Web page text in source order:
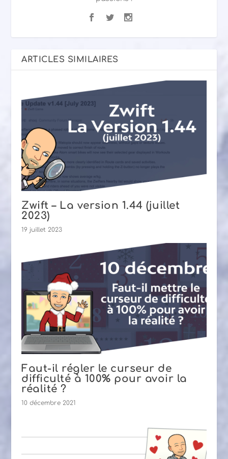
ARTICLES SIMILAIRES
Zwift – La version 1.44 (juillet
2023)
19 juillet 2023
Faut-il régler le curseur de
difficulté à 100% pour avoir la
réalité ?
10 décembre 2021